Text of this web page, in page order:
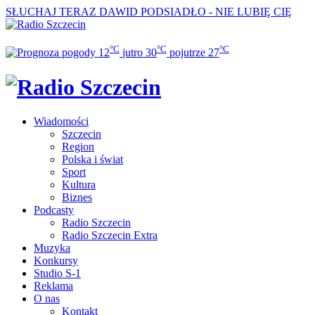
SŁUCHAJ TERAZ DAWID PODSIADŁO - NIE LUBIĘ CIĘ
12°C jutro 30°C pojutrze 27°C
Wiadomości
Szczecin
Region
Polska i świat
Sport
Kultura
Biznes
Podcasty
Radio Szczecin
Radio Szczecin Extra
Muzyka
Konkursy
Studio S-1
Reklama
O nas
Kontakt